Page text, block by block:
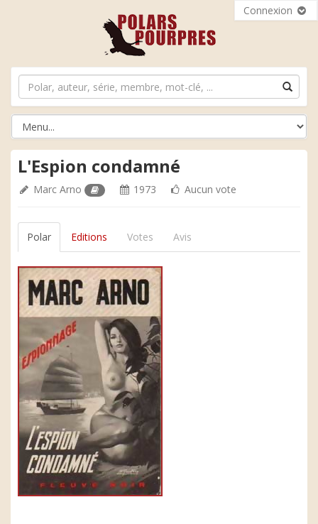
Connexion
L'Espion condamné
Marc Arno 1973 Aucun vote
Polar Editions Votes Avis